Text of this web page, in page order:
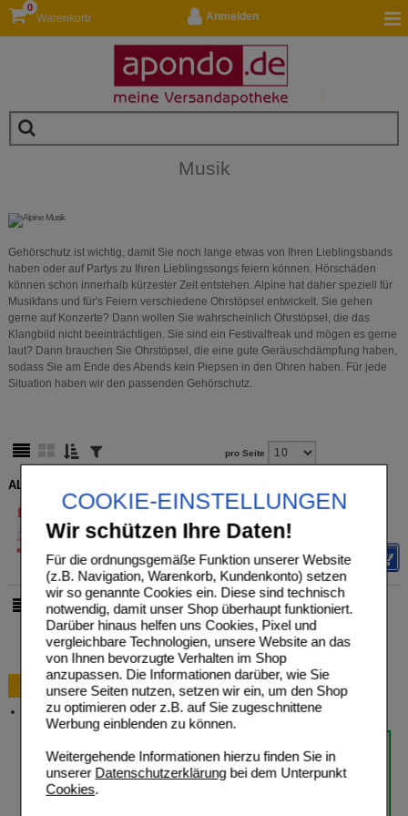
COOKIE-EINSTELLUNGEN
Wir schützen Ihre Daten!
Für die ordnungsgemäße Funktion unserer Website
(z.B. Navigation, Warenkorb, Kundenkonto) setzen
wir so genannte Cookies ein. Diese sind technisch
notwendig, damit unser Shop überhaupt funktioniert.
Darüber hinaus helfen uns Cookies, Pixel und
vergleichbare Technologien, unsere Website an das
von Ihnen bevorzugte Verhalten im Shop
anzupassen. Die Informationen darüber, wie Sie
unsere Seiten nutzen, setzen wir ein, um den Shop
zu optimieren oder z.B. auf Sie zugeschnittene
Werbung einblenden zu können.
Weitergehende Informationen hierzu finden Sie in
unserer Datenschutzerklärungbei dem Unterpunkt
Cookies.
Anmelden
Warenkorb
0
Musik
Gehörschutz ist wichtig, damit Sie noch lange etwas von Ihren Lieblingsbands
haben oder auf Partys zu Ihren Lieblingssongs feiern können. Hörschäden
können schon innerhalb kürzester Zeit entstehen. Alpine hat daher speziell für
Musikfans und für's Feiern verschiedene Ohrstöpsel entwickelt. Sie gehen
gerne auf Konzerte? Dann wollen Sie wahrscheinlich Ohrstöpsel, die das
Klangbild nicht beeinträchtigen. Sie sind ein Festivalfreak und mögen es gerne
laut? Dann brauchen Sie Ohrstöpsel, die eine gute Geräuschdämpfung haben,
sodass Sie am Ende des Abends kein Piepsen in den Ohren haben. Für jede
Situation haben wir den passenden Gehörschutz.
pro Seite
ALPINE PARTYPLUG Ohrstöpsel
Alpine Nederland B.V.
10992528
2St
UVP **
Sie sparen
Details
pro Seite
Bestellung
Versandkosten